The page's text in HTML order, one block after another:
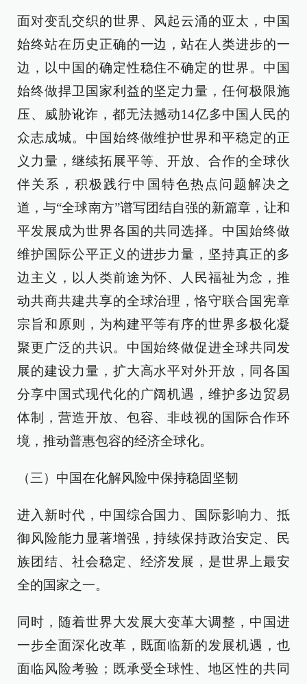
面对变乱交织的世界、风起云涌的亚太，中国
始终站在历史正确的一边，站在人类进步的一
边，以中国的确定性稳住不确定的世界。中国
始终做捍卫国家利益的坚定力量，任何极限施
压、威胁讹诈，都无法撼动14亿多中国人民的
众志成城。中国始终做维护世界和平稳定的正
义力量，继续拓展平等、开放、合作的全球伙
伴关系，积极践行中国特色热点问题解决之
道，与“全球南方”谱写团结自强的新篇章，让和
平发展成为世界各国的共同选择。中国始终做
维护国际公平正义的进步力量，坚持真正的多
边主义，以人类前途为怀、人民福祉为念，推
动共商共建共享的全球治理，恪守联合国宪章
宗旨和原则，为构建平等有序的世界多极化凝
聚更广泛的共识。中国始终做促进全球共同发
展的建设力量，扩大高水平对外开放，同各国
分享中国式现代化的广阔机遇，维护多边贸易
体制，营造开放、包容、非歧视的国际合作环
境，推动普惠包容的经济全球化。
（三）中国在化解风险中保持稳固坚韧
进入新时代，中国综合国力、国际影响力、抵
御风险能力显著增强，持续保持政治安定、民
族团结、社会稳定、经济发展，是世界上最安
全的国家之一。
同时，随着世界大发展大变革大调整，中国进
一步全面深化改革，既面临新的发展机遇，也
面临风险考验；既承受全球性、地区性的共同